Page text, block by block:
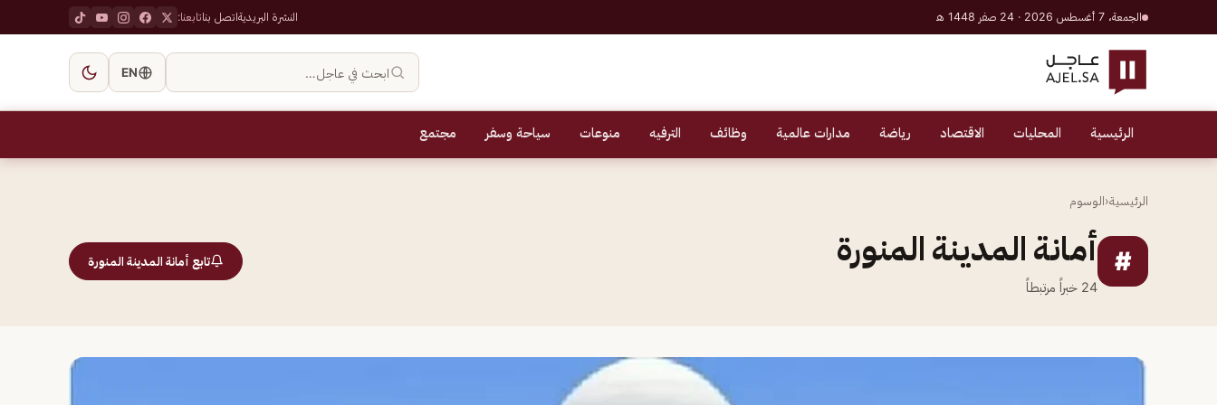
الجمعة، 7 أغسطس 2026 · 24 صفر 1448 هـ النشرة البريديةاتصل بناتابعنا:
ابحث في عاجل… EN
الرئيسية المحليات الاقتصاد رياضة مدارات عالمية وظائف الترفيه منوعات سياحة وسفر مجتمع
الرئيسية‹الوسوم
# أمانة المدينة المنورة
24 خبراً مرتبطاً
تابع أمانة المدينة المنورة